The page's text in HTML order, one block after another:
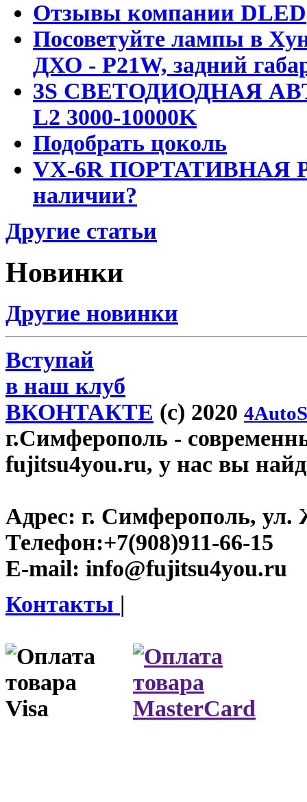
Отзывы компании DLED
Посоветуйте лампы в
ДХО - P21W, задний
3S СВЕТОДИОДНАЯ
L2 3000-10000K
Подобрать цоколь
VX-6R ПОРТАТИВНАЯ
наличии?
Другие статьи
Новинки
Другие новинки
Вступай
в наш клуб
ВКОНТАКТЕ (c) 2020
г.Симферополь -
fujitsu4you.ru, у нас вы
Адрес: г. Симферополь, ул.
Телефон:+7(908)911-66-15
E-mail: info@fujitsu4you.ru
Контакты |